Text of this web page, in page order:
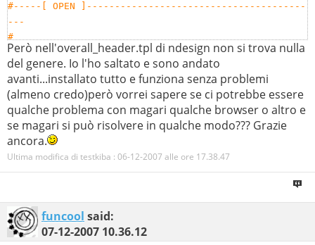
#-----[ OPEN ]---------------------------------------
---
#
templates/subSilver/overall_header.tpl
#
#-----[ FIND ]---------------------------------------
---
#
@import url ("templates/subSilver/formIE.css"
#-----[ AFTER, ADD ]---------------------------------
---------
Però nell'overall_header.tpl di ndesign non si trova nulla
del genere. Io l'ho saltato e sono andato
avanti...installato tutto e funziona senza problemi
(almeno credo)però vorrei sapere se ci potrebbe essere
qualche problema con magari qualche browser o altro e
se magari si può risolvere in qualche modo??? Grazie
ancora.
Ultima modifica di testkiba : 06-12-2007 alle ore 17.38.47
funcool said:
07-12-2007 10.36.12